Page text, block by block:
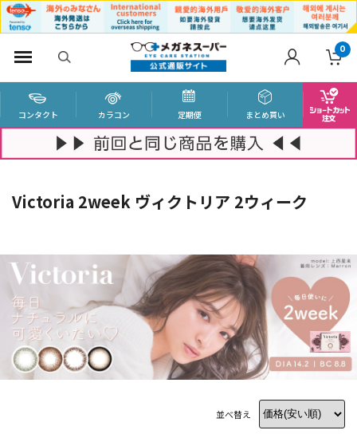
0
コンタクト カラコン 定期便 まとめ買い
Victoria 2week ヴィクトリア 2ウィーク
並べ替え